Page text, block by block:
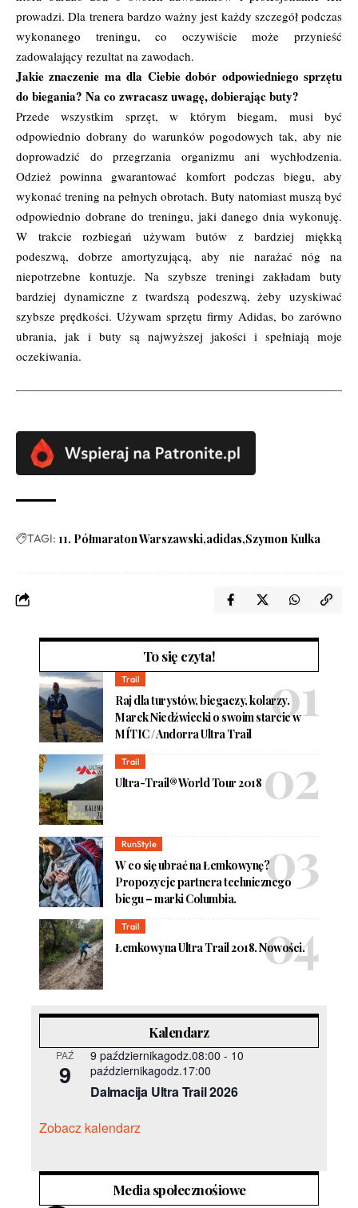
prowadzi. Dla trenera bardzo ważny jest każdy szczegół podczas
wykonanego treningu, co oczywiście może przynieść
zadowalający rezultat na zawodach.
Jakie znaczenie ma dla Ciebie dobór odpowiedniego sprzętu
do biegania? Na co zwracasz uwagę, dobierając buty?
Przede wszystkim sprzęt, w którym biegam, musi być
odpowiednio dobrany do warunków pogodowych tak, aby nie
doprowadzić do przegrzania organizmu ani wychłodzenia.
Odzież powinna gwarantować komfort podczas biegu, aby
wykonać trening na pełnych obrotach. Buty natomiast muszą być
odpowiednio dobrane do treningu, jaki danego dnia wykonuję.
W trakcie rozbiegań używam butów z bardziej miękką
podeszwą, dobrze amortyzującą, aby nie narażać nóg na
niepotrzebne kontuzje. Na szybsze treningi zakładam buty
bardziej dynamiczne z twardszą podeszwą, żeby uzyskiwać
szybsze prędkości. Używam sprzętu firmy Adidas, bo zarówno
ubrania, jak i buty są najwyższej jakości i spełniają moje
oczekiwania.
TAGI: 11. Półmaraton Warszawski adidas Szymon Kulka
To się czyta!
Trail
Raj dla turystów, biegaczy, kolarzy.
Marek Niedźwiecki o swoim starcie w
MÍTIC / Andorra Ultra Trail
Trail
Ultra-Trail® World Tour 2018
RunStyle
W co się ubrać na Łemkowynę?
Propozycje partnera technicznego
biegu – marki Columbia.
Trail
Łemkowyna Ultra Trail 2018. Nowości.
Kalendarz
PAŹ
9
9 październikagodz.08:00 - 10
październikagodz.17:00
Dalmacija Ultra Trail 2026
Zobacz kalendarz
Media społecznośiowe